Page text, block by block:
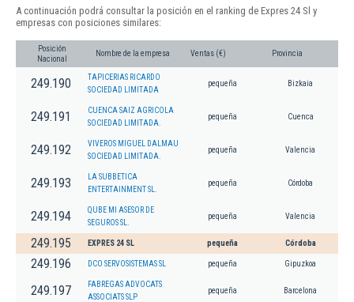
A continuación podrá consultar la posición en el ranking de Expres 24 Sl y
empresas con posiciones similares:
Posición
Nacional
Nombre de la empresa Ventas (€) Provincia
249.190
TAPICERIAS RICARDO
SOCIEDAD LIMITADA
pequeña Bizkaia
249.191
CUENCA SAIZ AGRICOLA
SOCIEDAD LIMITADA.
pequeña Cuenca
249.192
VIVEROS MIGUEL DALMAU
SOCIEDAD LIMITADA.
pequeña Valencia
249.193
LA SUBBETICA
ENTERTAINMENT SL.
pequeña Córdoba
249.194
QUBE MI ASESOR DE
SEGUROS SL.
pequeña Valencia
249.195 EXPRES 24 SL pequeña Córdoba
249.196 DCO SERVOSISTEMAS SL pequeña Gipuzkoa
249.197
FABREGAS ADVOCATS
ASSOCIATS SLP
pequeña Barcelona